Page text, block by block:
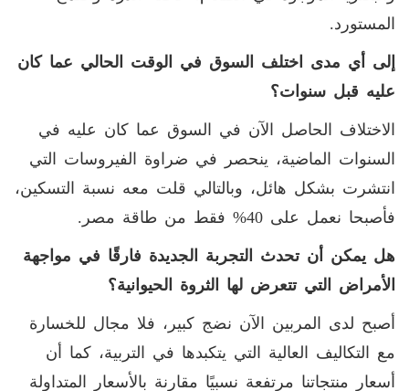
المستورد.
إلى أي مدى اختلف السوق في الوقت الحالي عما كان
عليه قبل سنوات؟
الاختلاف الحاصل الآن في السوق عما كان عليه في
السنوات الماضية، ينحصر في ضراوة الفيروسات التي
انتشرت بشكل هائل، وبالتالي قلت معه نسبة التسكين،
فأصبحا نعمل على 40% فقط من طاقة مصر.
هل يمكن أن تحدث التجربة الجديدة فارقًا في مواجهة
الأمراض التي تتعرض لها الثروة الحيوانية؟
أصبح لدى المربين الآن نضج كبير، فلا مجال للخسارة
مع التكاليف العالية التي يتكبدها في التربية، كما أن
أسعار منتجاتنا مرتفعة نسبيًا مقارنة بالأسعار المتداولة